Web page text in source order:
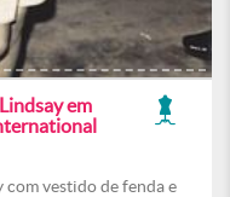
em
vestido de fenda e